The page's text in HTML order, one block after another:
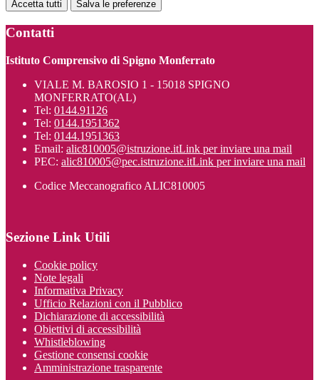
Accetta tutti Salva le preferenze
Contatti
Istituto Comprensivo di Spigno Monferrato
VIALE M. BAROSIO 1 - 15018 SPIGNO
MONFERRATO(AL)
Tel: 0144.91126
Tel: 0144.1951362
Tel: 0144.1951363
Email: alic810005@istruzione.itLink per inviare una mail
PEC: alic810005@pec.istruzione.itLink per inviare una mail
Codice Meccanografico ALIC810005
Sezione Link Utili
Cookie policy
Note legali
Informativa Privacy
Ufficio Relazioni con il Pubblico
Dichiarazione di accessibilità
Obiettivi di accessibilità
Whistleblowing
Gestione consensi cookie
Amministrazione trasparente